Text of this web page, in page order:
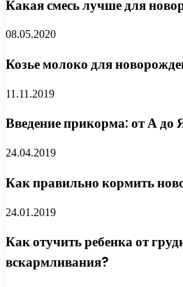
Какая смесь лучше для
08.05.2020
Козье молоко для
11.11.2019
Введение прикорма: от А до
24.04.2019
Как правильно кормить
24.01.2019
Как отучить ребенка от
вскармливания?